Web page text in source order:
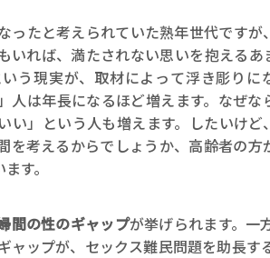
ったと考えられていた熟年世代ですが
いれば、満たされない思いを抱えるあ
う現実が、取材によって浮き彫りに
人は年長になるほど増えます。なぜな
い」という人も増えます。したいけど
を考えるからでしょうか、高齢者の方
す。
間の性のギャップが挙げられます。一
ャップが、セックス難民問題を助長す